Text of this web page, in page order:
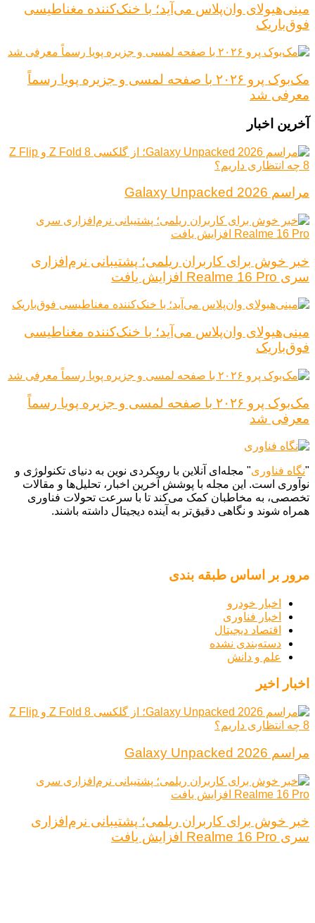
مینی‌هیولای وان‌پلاس می‌آید؛ با خنک‌کننده مغناطیسی
فوق‌باریک
مک‌بوک پرو ۲۰۲۶ با صفحه لمسی و جزیره پویا رسماً
معرفی شد
آخرین اخبار
مراسم Galaxy Unpacked 2026
خبر خوش برای کاربران ریلمی؛ پشتیبانی نرم‌افزاری
سری Realme 16 Pro افزایش یافت
مینی‌هیولای وان‌پلاس می‌آید؛ با خنک‌کننده مغناطیسی
فوق‌باریک
مک‌بوک پرو ۲۰۲۶ با صفحه لمسی و جزیره پویا رسماً
معرفی شد
"نگاه فناوری" مجله‌ای آنلاین با رویکردی نوین به دنیای تکنولوژی و
نوآوری است. این مجله با پوشش آخرین اخبار، تحلیل‌ها و مقالات
تخصصی، به مخاطبان کمک می‌کند تا با سرعت تحولات فناوری
همراه شوند و نگاهی دقیق‌تر به آینده دیجیتال داشته باشند.
مرور بر اساس طبقه بندی
اخبار خودرو
اخبار فناوری
اقتصاد دیجیتال
دسته‌بندی نشده
علم و دانش
اخبار اخیر
مراسم Galaxy Unpacked 2026
خبر خوش برای کاربران ریلمی؛ پشتیبانی نرم‌افزاری
سری Realme 16 Pro افزایش یافت